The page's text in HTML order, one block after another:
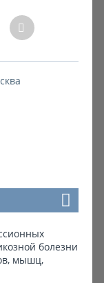
болезни
мышц,